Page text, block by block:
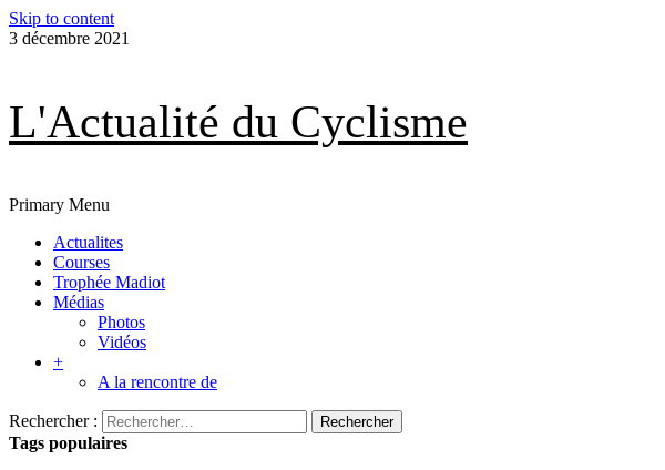
Skip to content
3 décembre 2021
L'Actualité du Cyclisme
Primary Menu
Actualites
Courses
Trophée Madiot
Médias
Photos
Vidéos
+
A la rencontre de
Rechercher :
Tags populaires